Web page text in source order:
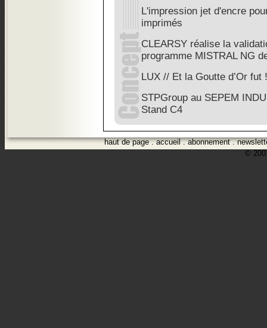
L'impression jet d'encre
imprimés
CLEARSY réalise la
programme MISTRAL NG
LUX // Et la Goutte d’Or fut !
STPGroup au SEPEM
Stand C4
haut de page.accueil.abonnement.
©